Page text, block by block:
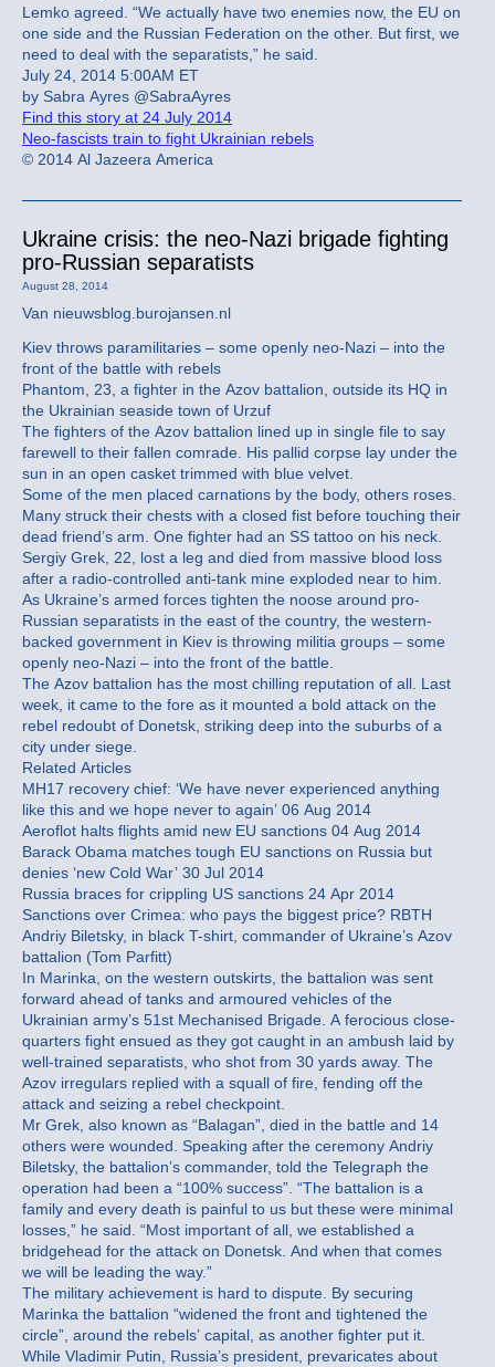
Lemko agreed. “We actually have two enemies now, the EU on
one side and the Russian Federation on the other. But first, we
need to deal with the separatists,” he said.
July 24, 2014 5:00AM ET
by Sabra Ayres @SabraAyres
Find this story at 24 July 2014
Neo-fascists train to fight Ukrainian rebels
© 2014 Al Jazeera America
Ukraine crisis: the neo-Nazi brigade fighting
pro-Russian separatists
August 28, 2014
Van nieuwsblog.burojansen.nl
Kiev throws paramilitaries – some openly neo-Nazi – into the
front of the battle with rebels
Phantom, 23, a fighter in the Azov battalion, outside its HQ in
the Ukrainian seaside town of Urzuf
The fighters of the Azov battalion lined up in single file to say
farewell to their fallen comrade. His pallid corpse lay under the
sun in an open casket trimmed with blue velvet.
Some of the men placed carnations by the body, others roses.
Many struck their chests with a closed fist before touching their
dead friend’s arm. One fighter had an SS tattoo on his neck.
Sergiy Grek, 22, lost a leg and died from massive blood loss
after a radio-controlled anti-tank mine exploded near to him.
As Ukraine’s armed forces tighten the noose around pro-
Russian separatists in the east of the country, the western-
backed government in Kiev is throwing militia groups – some
openly neo-Nazi – into the front of the battle.
The Azov battalion has the most chilling reputation of all. Last
week, it came to the fore as it mounted a bold attack on the
rebel redoubt of Donetsk, striking deep into the suburbs of a
city under siege.
Related Articles
MH17 recovery chief: ‘We have never experienced anything
like this and we hope never to again’ 06 Aug 2014
Aeroflot halts flights amid new EU sanctions 04 Aug 2014
Barack Obama matches tough EU sanctions on Russia but
denies ‘new Cold War’ 30 Jul 2014
Russia braces for crippling US sanctions 24 Apr 2014
Sanctions over Crimea: who pays the biggest price? RBTH
Andriy Biletsky, in black T-shirt, commander of Ukraine’s Azov
battalion (Tom Parfitt)
In Marinka, on the western outskirts, the battalion was sent
forward ahead of tanks and armoured vehicles of the
Ukrainian army’s 51st Mechanised Brigade. A ferocious close-
quarters fight ensued as they got caught in an ambush laid by
well-trained separatists, who shot from 30 yards away. The
Azov irregulars replied with a squall of fire, fending off the
attack and seizing a rebel checkpoint.
Mr Grek, also known as “Balagan”, died in the battle and 14
others were wounded. Speaking after the ceremony Andriy
Biletsky, the battalion’s commander, told the Telegraph the
operation had been a “100% success”. “The battalion is a
family and every death is painful to us but these were minimal
losses,” he said. “Most important of all, we established a
bridgehead for the attack on Donetsk. And when that comes
we will be leading the way.”
The military achievement is hard to dispute. By securing
Marinka the battalion “widened the front and tightened the
circle”, around the rebels’ capital, as another fighter put it.
While Vladimir Putin, Russia’s president, prevaricates about